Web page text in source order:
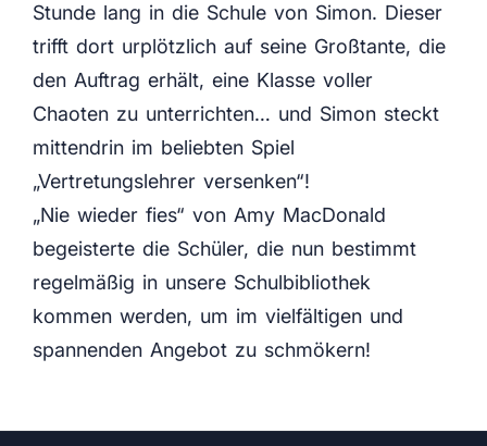
Stunde lang in die Schule von Simon. Dieser
trifft dort urplötzlich auf seine Großtante, die
den Auftrag erhält, eine Klasse voller
Chaoten zu unterrichten… und Simon steckt
mittendrin im beliebten Spiel
„Vertretungslehrer versenken“!
„Nie wieder fies“ von Amy MacDonald
begeisterte die Schüler, die nun bestimmt
regelmäßig in unsere Schulbibliothek
kommen werden, um im vielfältigen und
spannenden Angebot zu schmökern!